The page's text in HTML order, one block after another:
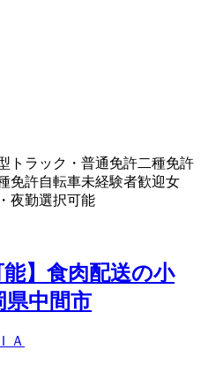
トラック・普通免許二種免許
免許自転車未経験者歓迎女
夜勤選択可能
能】食肉配送の小
県中間市
Ａ